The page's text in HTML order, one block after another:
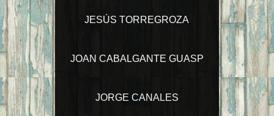
JESÚS TORREGROZA
JOAN CABALGANTE GUASP
JORGE CANALES